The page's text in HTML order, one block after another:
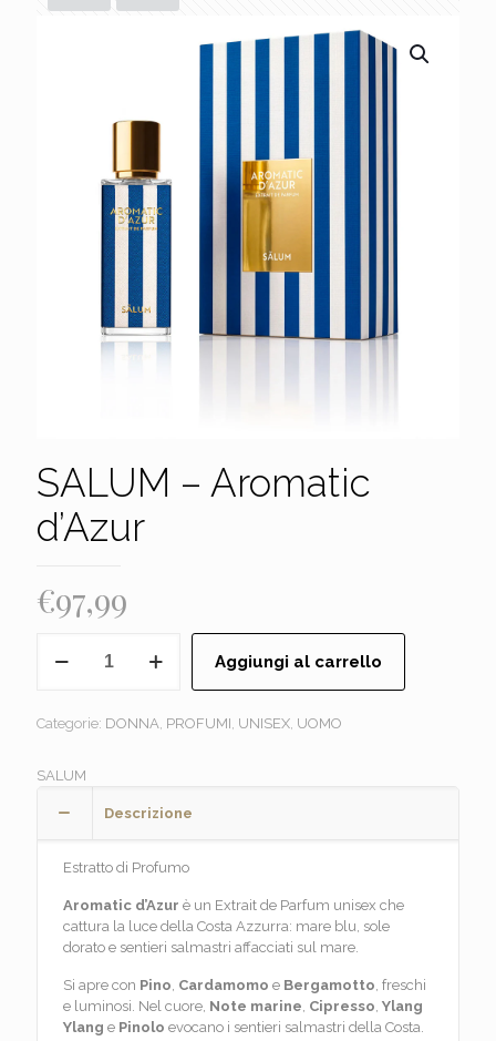
SALUM – Aromatic
d’Azur
€97,99
quantità
Aggiungi al carrello
Categorie: DONNA, PROFUMI, UNISEX, UOMO
SALUM
Descrizione
Estratto di Profumo
Aromatic d’Azur è un Extrait de Parfum unisex che
cattura la luce della Costa Azzurra: mare blu, sole
dorato e sentieri salmastri affacciati sul mare.
Si apre con Pino, Cardamomo e Bergamotto, freschi
e luminosi. Nel cuore, Note marine, Cipresso,Ylang
Ylang e Pinolo evocano i sentieri salmastri della Costa.